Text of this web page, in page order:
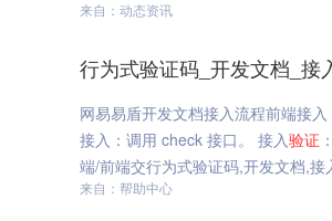
来自：动态资讯
行为式验证码_开发文档_接
网易易盾开发文档接入流程前端接
接入：调用 check 接口。 接入验证
端/前端交行为式验证码,开发文档,接
来自：帮助中心